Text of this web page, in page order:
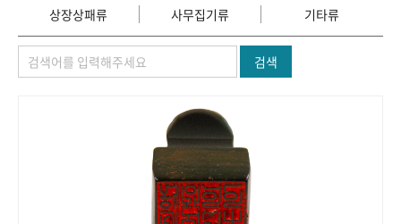
기록물 아카이브
사진 아카이브 문서 기록물 행정박물 영상 기록물
숫자로 보는 50년 50+1
상장상패류 사무집기류 기타류
검색